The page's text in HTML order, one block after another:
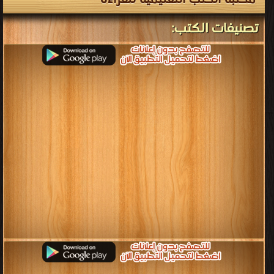
الثالث الاعدادى المصرى
قراءة و تحميل كتب في كتب منهج اللغة الانجليزية للصف الثالث الاعدادى
المصرى مجانا
[ 20 كتاب/كتب ]
كتب الإسعافات الأولية